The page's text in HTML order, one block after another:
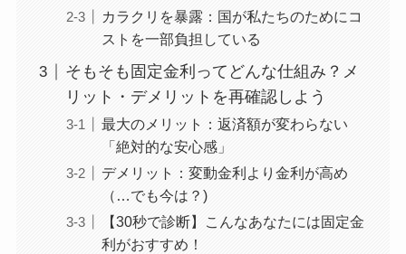
カラクリを暴露：国が私たちのためにコ
ストを一部負担している
そもそも固定金利ってどんな仕組み？メ
リット・デメリットを再確認しよう
最大のメリット：返済額が変わらない
「絶対的な安心感」
デメリット：変動金利より金利が高め
（…でも今は？)
【30秒で診断】こんなあなたには固定金
利がおすすめ！